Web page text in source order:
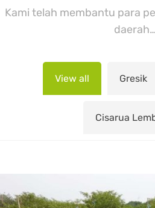
Kami telah membantu para
daerah…
View all Gresik
Cisarua